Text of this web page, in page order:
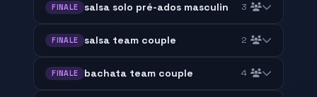
FINALE salsa solo pré-ados masculin 3
FINALE salsa team couple 2
FINALE bachata team couple 4